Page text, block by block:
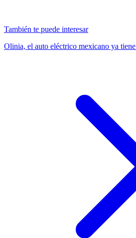
También te puede interesar
Olinia, el auto eléctrico mexicano ya